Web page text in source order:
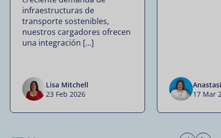
infraestructuras de
transporte sostenibles,
nuestros cargadores ofrecen
una integración […]
Lisa Mitchell
23 Feb 2026
17 Mar